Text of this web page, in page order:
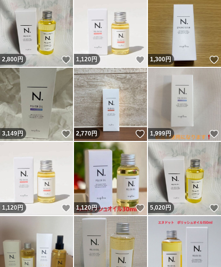
2,800円 いいね！
1,120 円 いいね！
1,300円
3,149円 いいね！
2,770円 いいね！
1,999円
1,120 円 いいね！
1,120円 いいね！
5,020円